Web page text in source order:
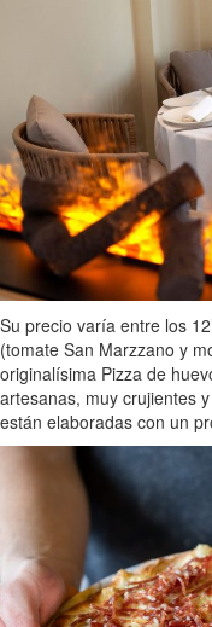
Su precio varía entre los
(tomate San Marzzano y
originalísima Pizza de
artesanas, muy crujientes
están elaboradas con un